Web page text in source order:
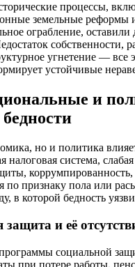
процессы,
земельные реформы
ограбление,
собственности,
угнетение — все
устойчивые
и
но и политика
налоговая система,
по признаку пола или
в которой бедность
и её
социальной
при потере работы,